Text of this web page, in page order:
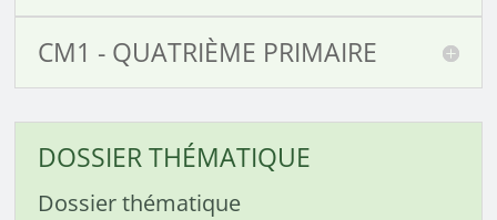
CM1 - QUATRIÈME PRIMAIRE
DOSSIER THÉMATIQUE
Dossier thématique